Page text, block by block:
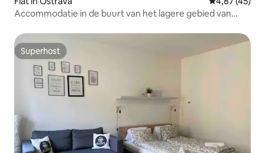
Accommodatie in de buurt van het lagere gebied van
Superhost
Superhost